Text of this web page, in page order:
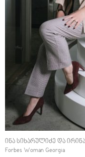
ინა სიხარულიძე და
Forbes Woman Georgia